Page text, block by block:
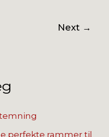
Next →
perfekte rammer til